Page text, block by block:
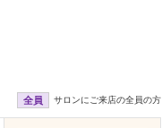
全員 サロンにご来店の全員の方